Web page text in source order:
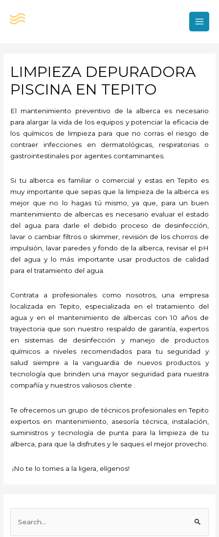
LIMPIEZA DEPURADORA
PISCINA EN TEPITO
El mantenimiento preventivo de la alberca es necesario
para alargar la vida de los equipos y potenciar la eficacia de
los químicos de limpieza para que no corras el riesgo de
contraer infecciones en dermatológicas, respiratorias o
gastrointestinales por agentes contaminantes.
Si tu alberca es familiar o comercial y estas en Tepito es
muy importante que sepas que la limpieza de la alberca es
mejor que no lo hagas tú mismo, ya que, para un buen
mantenimiento de albercas es necesario evaluar el estado
del agua para darle el debido proceso de desinfección,
lavar o cambiar filtros o skimmer, revisión de los chorros de
impulsión, lavar paredes y fondo de la alberca, revisar el pH
del agua y lo más importante usar productos de calidad
para el tratamiento del agua.
Contrata a profesionales como nosotros, una empresa
localizada en Tepito, especializada en el tratamiento del
agua y en el mantenimiento de albercas con 10 años de
trayectoria que son nuestro respaldo de garantía, expertos
en sistemas de desinfección y manejo de productos
químicos a niveles recomendados para tu seguridad y
salud siempre a la vanguardia de nuevos productos y
tecnología que brinden una mayor seguridad para nuestra
compañía y nuestros valiosos cliente .
Te ofrecemos un grupo de técnicos profesionales en Tepito
expertos en mantenimiento, asesoría técnica, instalación,
suministros y tecnología de punta para la limpieza de tu
alberca, para que la disfrutes y le saques el mejor provecho.
¡No te lo tomes a la ligera, elígenos!